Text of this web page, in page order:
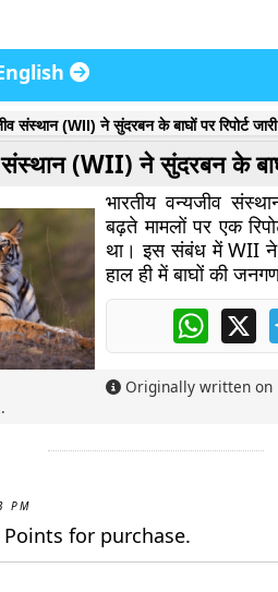
संस्थान (WII) ने सुंदरबन के बाघों पर रिपोर्ट
संस्थान (WII) ने सुंदरबन के बाघों
भारतीय वन्यजीव
बढ़ते मामलों पर एक
था।इस संबंध में WII ने
हाल ही में बाघों की
X
Originally written on
.
PM
for purchase.